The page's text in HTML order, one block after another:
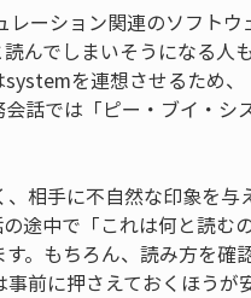
ーション関連のソフト
んでしまいそうになる人
を連想させるため
話では「ピー・ブイ・シ
相手に不自然な印象を与
途中で「これは何と読む
。もちろん、読み方を確
前に押さえておくほうが